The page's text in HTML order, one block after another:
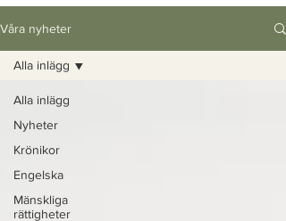
Våra nyheter
Alla inlägg
Nyheter
Krönikor
Engelska
Mänskliga
rättigheter
Alla inlägg